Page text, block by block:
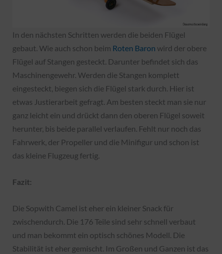
In den nächsten Schritten werden die beiden Flügel
gebaut. Wie auch schon beim Roten Baron wird der obere
Flügel auf Stangen gesteckt. Darunter befindet sich das
Maschinengewehr. Werden die Stangen komplett
eingesteckt, biegen sich die Flügel stark durch. Hier ist
etwas Justierarbeit gefragt. Am besten steckt man sie nur
ganz leicht ein und drückt dann den oberen Flügel soweit
herunter, bis beide parallel verlaufen. Fehlt nur noch das
Fahrwerk, der Propeller und die Minifigur und schon ist
das kleine Flugzeug fertig.
Fazit:
Die Sopwith Camel ist eher ein kleiner Snack für
zwischendurch. Die 176 Teile sind sehr schnell verbaut
und man bekommt ein optisch schönes Modell. Die
Stabilität ist eher gemischt. Im Großen und Ganzen ist das